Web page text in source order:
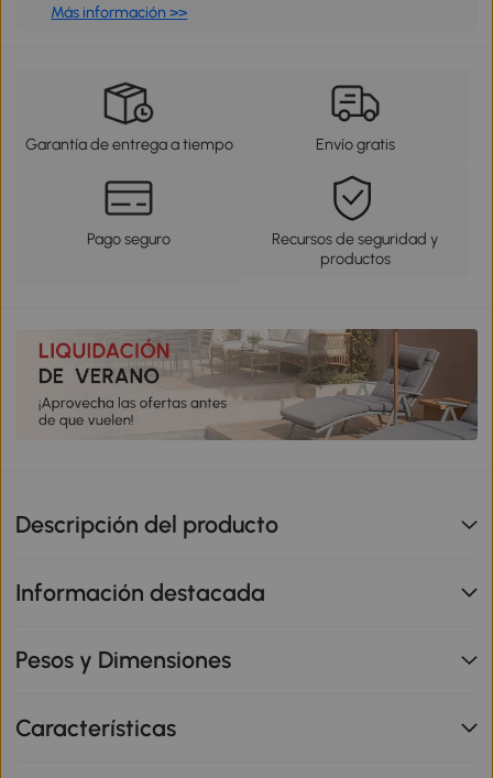
Más información >>
Garantía de entrega a tiempo Envío gratis
Pago seguro
Recursos de seguridad y
productos
Descripción del producto
Información destacada
Pesos y Dimensiones
Características